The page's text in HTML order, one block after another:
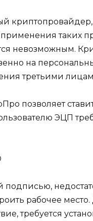
таких
невозможным.
на
третьими
позволяет
ЭЦП
подписью,
рабочее
требуется